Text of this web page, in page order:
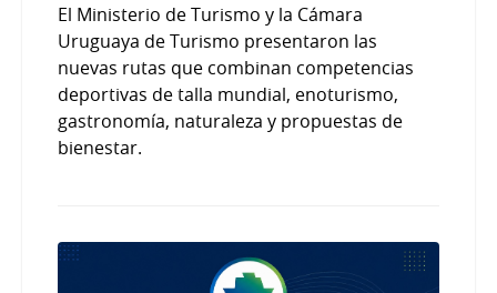
El Ministerio de Turismo y la Cámara
Uruguaya de Turismo presentaron las
nuevas rutas que combinan competencias
deportivas de talla mundial, enoturismo,
gastronomía, naturaleza y propuestas de
bienestar.